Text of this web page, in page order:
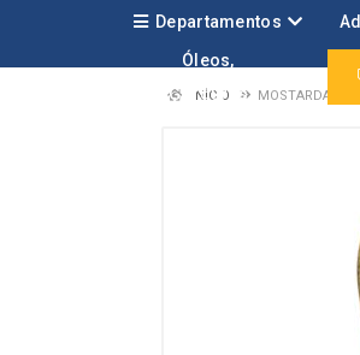
Departamentos
Óleos,
Gorduras
INÍCIO MOSTARDA